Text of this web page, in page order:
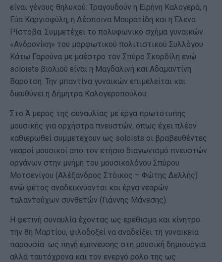
είναι γένους θηλυκού: Τραγουδούν η Ειρήνη Καλογερά, η
Εύα Καργιοφύλη, η Δέσποινα Μουρατίδη και η Έλενα
Ρίστοβα. Συμμετέχει το πολυφωνικό σχήμα γυναικών
«Ανδρονίκη» του μορφωτικού πολιτιστικού Συλλόγου
Κάτω Γαρούνα με μαέστρο τον Σπύρο Σκορδίλη ενώ
soloists βιολιού είναι η Μαγδαλινή και Αδαμαντίνη
Βαρότση. Την μπαντίνα γυναικών επιμελείται και
διευθύνει η Δήμητρα Καλογεροπούλου.
Στο Ά μέρος της συναυλίας με έργα πρωτότυπης
μουσικής για ορχήστρα πνευστών, όπως έχει πλέον
καθιερωθεί συμμετέχουν ως soloists οι βραβευθέντες
νεαροί μουσικοί από τον ετήσιο διαγωνισμό πνευστών
οργάνων στην μνήμη του μουσικολόγου Σπύρου
Μοτσενίγου (Αλέξανδρος Στόικος – Φώτης Δελλής)
ενώ φέτος αναδεικνύονται και έργα νεαρών
ταλαντούχων συνθετών (Γιάννης Μάνεσης).
Η φετινή συναυλία έχοντας ως ερέθισμα και κίνητρο
την 8η Μαρτίου, φιλοδοξεί να αναδείξει τη γυναικεία
παρουσία ως πηγή έμπνευσης στη μουσική δημιουργία
αλλά ταυτόχρονα και τον ενεργό ρόλο της ως